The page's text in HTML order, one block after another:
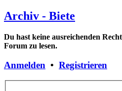
Archiv - Biete
Du hast keine ausreichenden
Forum zu lesen.
Anmelden • Registrieren